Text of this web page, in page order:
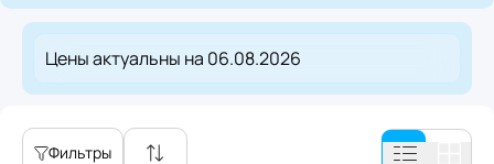
Цены актуальны на 06.08.2026
Фильтры